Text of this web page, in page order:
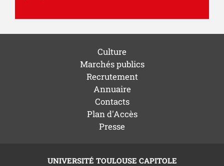
Culture
Marchés publics
Recrutement
Annuaire
Contacts
Plan d'Accès
Presse
UNIVERSITÉ TOULOUSE CAPITOLE